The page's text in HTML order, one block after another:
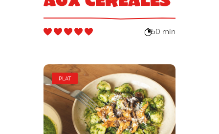
50 min
PLAT